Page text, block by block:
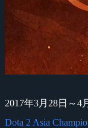
2017年3月28日～
Dota 2 Asia